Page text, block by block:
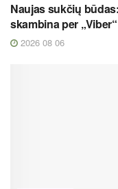
Naujas sukčių
skambina per „Viber“
2026 08 06